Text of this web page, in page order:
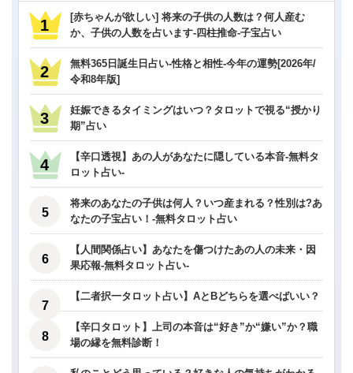
[赤ちゃんが欲しい] 将来の子供の人数は？何人産む
か、子供の人数を占います-四柱推命-子宝占い
無料365日誕生日占い-性格と相性-今年の運勢[2026年/
令和8年版]
妊娠できるタイミングはいつ？タロットで視る“授かり
期”占い
【辛口透視】あの人があなたに隠している本音-無料タ
ロット占い-
将来のあなたの子供は何人？いつ産まれる？性別は?あ
なたの子宝占い！-無料タロット占い
【人間関係占い】あなたを傷つけたあの人の未来・因
果応報-無料タロット占い-
【二者択一タロット占い】AとBどちらを選べばいい？
【辛口タロット】上司の本音は“好き”か“嫌い”か？職
場の縁を無料診断！